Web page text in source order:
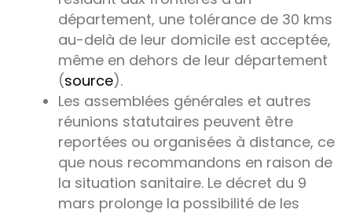
département, une tolérance de 30 kms
au-delà de leur domicile est acceptée,
même en dehors de leur département
(source).
Les assemblées générales et autres
réunions statutaires peuvent être
reportées ou organisées à distance, ce
que nous recommandons en raison de
la situation sanitaire. Le décret du 9
mars prolonge la possibilité de les